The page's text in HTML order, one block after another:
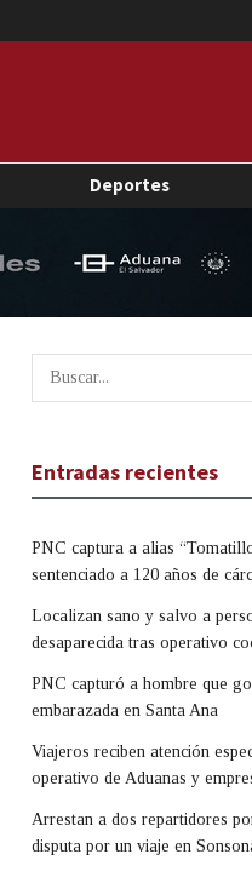
Deportes
Entradas recientes
PNC captura a alias
sentenciado a 120 años de
Localizan sano y salvo a
desaparecida tras operativo
PNC capturó a hombre que
embarazada en Santa Ana
Viajeros reciben atención
operativo de Aduanas y
Arrestan a dos repartidores
disputa por un viaje en